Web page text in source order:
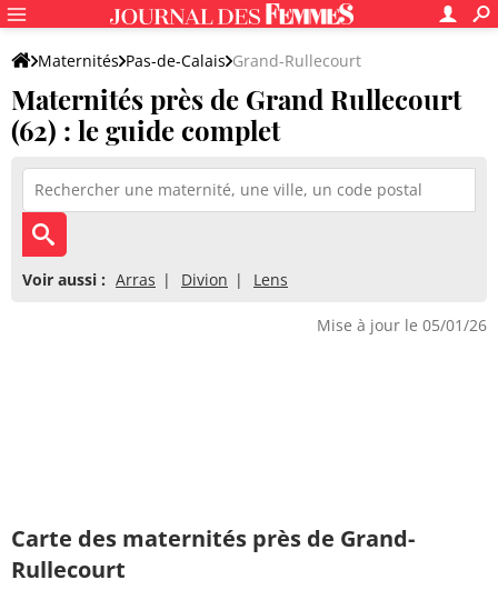
Maternités Pas-de-Calais Grand-Rullecourt
Maternités près de Grand Rullecourt
(62) : le guide complet
Voir aussi : Arras Divion Lens
Mise à jour le 05/01/26
Carte des maternités près de Grand-
Rullecourt